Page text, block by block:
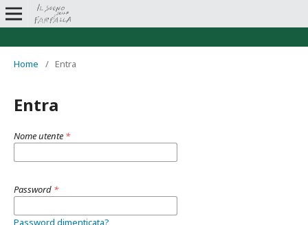
Home / Entra
Entra
Nome utente *
Password *
Password dimenticata?